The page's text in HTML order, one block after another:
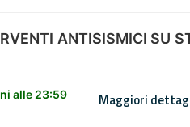
ANTISISMICI SU
alle 23:59 Maggiori